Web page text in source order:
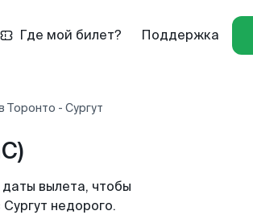
Где мой билет? Поддержка
Торонто - Сургут
вылета, чтобы
недорого.